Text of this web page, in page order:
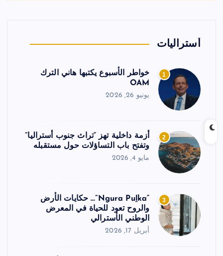
أستراليات
1
خواطر الأسبوع يكتبها هاني الترك
OAM
يونيو 26, 2026
2
أزمة داخلية تهز “تراث جنوب أستراليا”
وتفتح باب التساؤلات حول مستقبله
مايو 4, 2026
3
“Ngura Puḻka”… حكايات الأرض
والروح تعود للحياة في المعرض
الوطني الأسترالي
أبريل 17, 2026